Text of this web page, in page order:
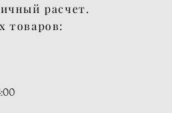
расчет.
товаров: